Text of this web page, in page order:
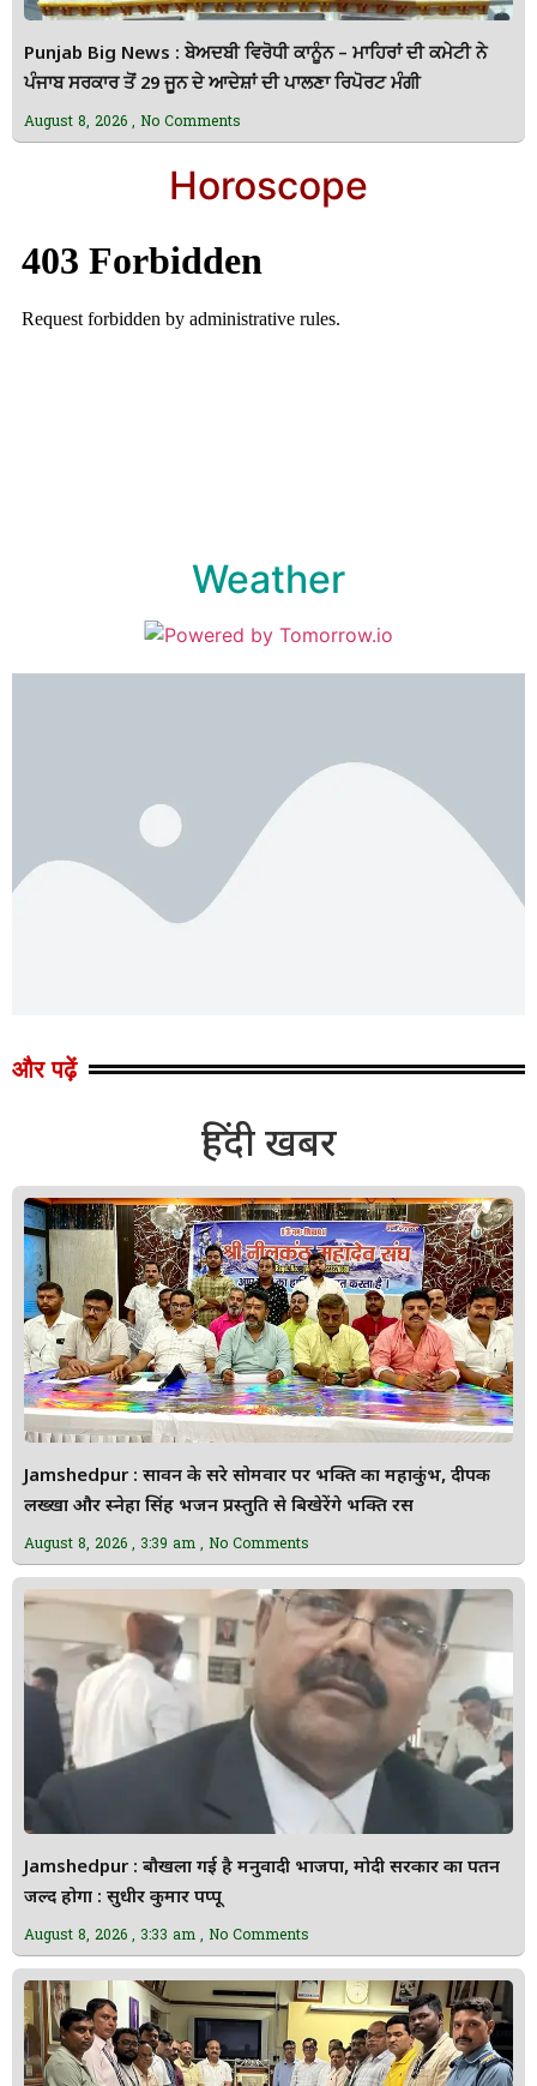
Punjab Big News : ਬੇਅਦਬੀ ਵਿਰੋਧੀ ਕਾਨੂੰਨ – ਮਾਹਿਰਾਂ ਦੀ ਕਮੇਟੀ ਨੇ
ਪੰਜਾਬ ਸਰਕਾਰ ਤੋਂ 29 ਜੂਨ ਦੇ ਆਦੇਸ਼ਾਂ ਦੀ ਪਾਲਣਾ ਰਿਪੋਰਟ ਮੰਗੀ
August 8, 2026 No Comments
Horoscope
Weather
और पढ़ें
हिंदी खबर
Jamshedpur : सावन के दूसरे सोमवार पर भक्ति का महाकुंभ, दीपक
लख्खा और स्नेहा सिंह भजन प्रस्तुति से बिखेरेंगे भक्ति रस
August 8, 2026 3:39 am No Comments
Jamshedpur : बौखला गई है मनुवादी भाजपा, मोदी सरकार का पतन
जल्द होगा : सुधीर कुमार पप्पू
August 8, 2026 3:33 am No Comments